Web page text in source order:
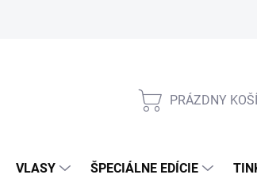
PRÁZDNY
VLASY ŠPECIÁLNE EDÍCIE